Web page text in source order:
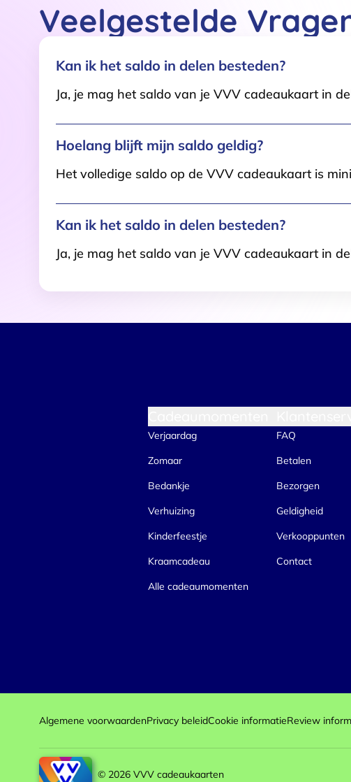
Veelgestelde
Kan ik het saldo in delen besteden?
Ja, je mag het saldo van je VVV cadeaukaart in
Hoelang blijft mijn saldo geldig?
Het volledige saldo op de VVV cadeaukaart is
Kan ik het saldo in delen besteden?
Ja, je mag het saldo van je VVV cadeaukaart in
Verjaardag
Zomaar
Bedankje
Verhuizing
Kinderfeestje
Kraamcadeau
Alle cadeaumomenten
FAQ
Betalen
Bezorgen
Geldigheid
Verkooppunten
Contact
Algemene voorwaardenPrivacy beleidCookie informatieReview
© 2026 VVV cadeaukaarten